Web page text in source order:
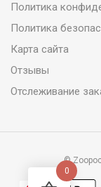
Политика
Политика
Карта сайта
Отзывы
Отслеживание
©
0